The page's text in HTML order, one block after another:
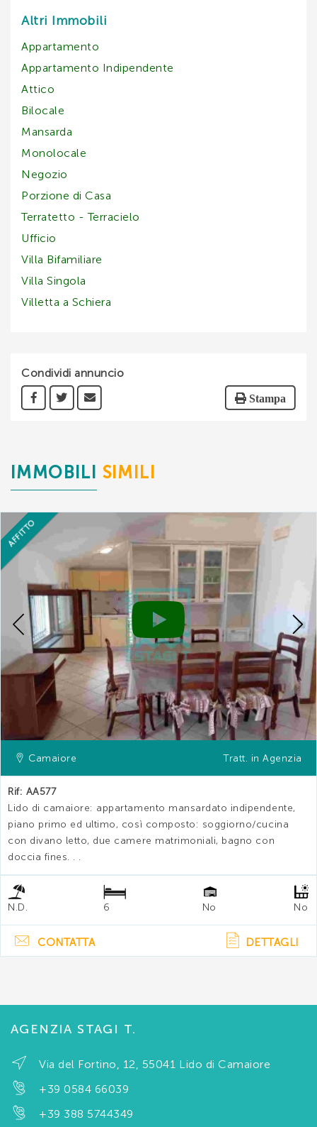
Altri Immobili
Appartamento
Appartamento Indipendente
Attico
Bilocale
Mansarda
Monolocale
Negozio
Porzione di Casa
Terratetto - Terracielo
Ufficio
Villa Bifamiliare
Villa Singola
Villetta a Schiera
Condividi annuncio
Stampa
IMMOBILI SIMILI
AFFITTO
Previous
Camaiore Tratt. in Agenzia
Rif: AA577
Lido di camaiore: appartamento mansardato indipendente,
piano primo ed ultimo, così composto: soggiorno/cucina
con divano letto, due camere matrimoniali, bagno con
doccia fines. . .
N.D. 6 No No
CONTATTA DETTAGLI
AGENZIA STAGI T.
Via del Fortino, 12, 55041 Lido di Camaiore
+39 0584 66039
+39 388 5744349